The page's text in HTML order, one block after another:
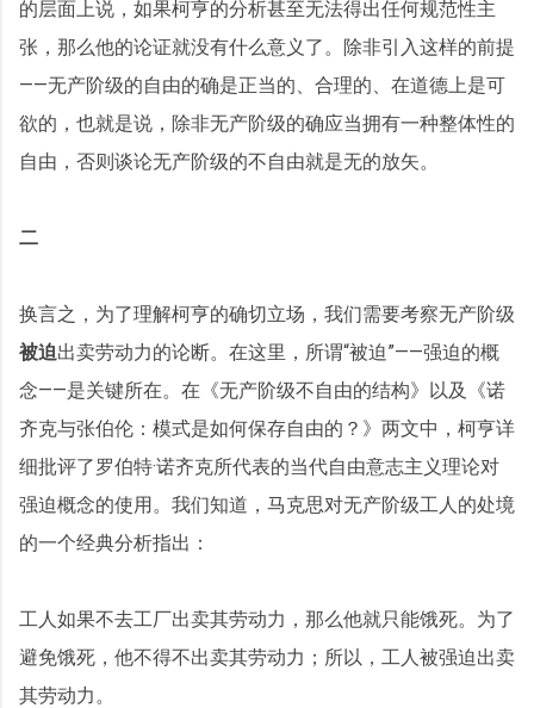
的层面上说，如果柯亨的分析甚至无法得出任何规范性主
张，那么他的论证就没有什么意义了。除非引入这样的前提
——无产阶级的自由的确是正当的、合理的、在道德上是可
欲的，也就是说，除非无产阶级的确应当拥有一种整体性的
自由，否则谈论无产阶级的不自由就是无的放矢。
二
换言之，为了理解柯亨的确切立场，我们需要考察无产阶级
被迫出卖劳动力的论断。在这里，所谓“被迫”——强迫的概
念——是关键所在。在《无产阶级不自由的结构》以及《诺
齐克与张伯伦：模式是如何保存自由的？》两文中，柯亨详
细批评了罗伯特·诺齐克所代表的当代自由意志主义理论对
强迫概念的使用。我们知道，马克思对无产阶级工人的处境
的一个经典分析指出：
工人如果不去工厂出卖其劳动力，那么他就只能饿死。为了
避免饿死，他不得不出卖其劳动力；所以，工人被强迫出卖
其劳动力。